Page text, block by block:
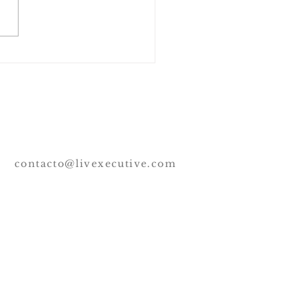
contacto@livexecutive.com